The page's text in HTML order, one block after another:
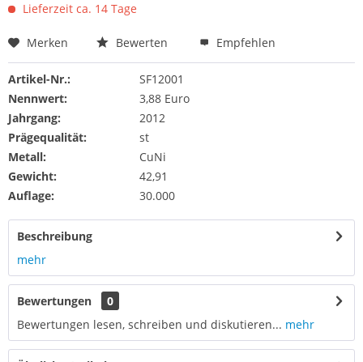
Lieferzeit ca. 14 Tage
Merken Bewerten Empfehlen
Artikel-Nr.:
SF12001
Nennwert:
3,88 Euro
Jahrgang:
2012
Prägequalität:
st
Metall:
CuNi
Gewicht:
42,91
Auflage:
30.000
Beschreibung
mehr
Bewertungen
0
Bewertungen lesen, schreiben und diskutieren... mehr